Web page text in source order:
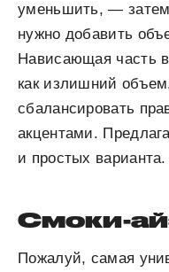
уменьшить, —
нужно добавить
Нависающая часть
как излишний
сбалансировать
акцентами.
и простых варианта.
Смоки-
Пожалуй, самая